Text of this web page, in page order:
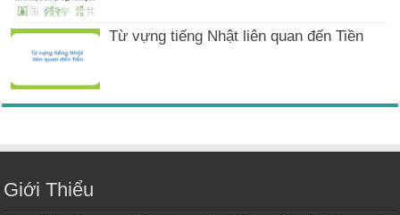
Từ vựng tiếng Nhật liên quan đến Tiền
Giới Thiểu